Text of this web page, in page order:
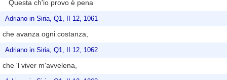
Questa ch'io provo è pena
Adriano in Siria, Q1, II 12, 1061
che avanza ogni costanza,
Adriano in Siria, Q1, II 12, 1062
che 'l viver m'avvelena,